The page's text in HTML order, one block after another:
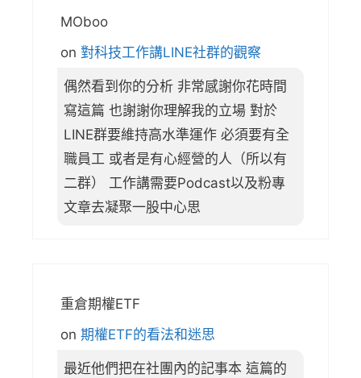
MOboo
on 對科技工作講LINE社群的觀察
偶然看到你的分析 非常感謝你花時間
寫這篇 也謝謝你理解我的立場 對於
LINE群要維持高水準運作 必須要有全
職員工 或者是有心經營的人（所以有
二群） 工作講需要Podcast以及粉專
文章去凝聚一股中心思
重倉期權ETF
on 期權ETF的看法和迷思
最近他們把在社團內的記事本 這篇的